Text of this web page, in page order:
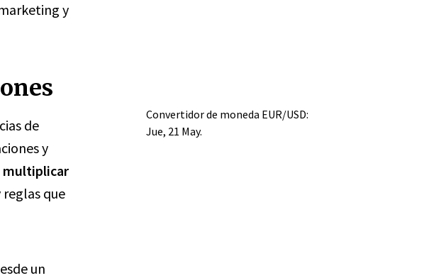
y
de
y
multiplicar
que
un
Convertidor de moneda EUR/USD:
Jue, 21 May.